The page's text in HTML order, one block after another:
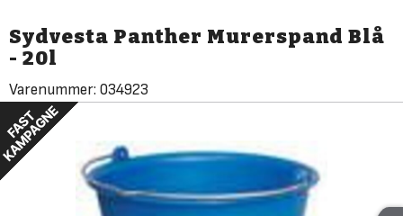
Sydvesta Panther Murerspand Blå
- 20l
Varenummer: 034923